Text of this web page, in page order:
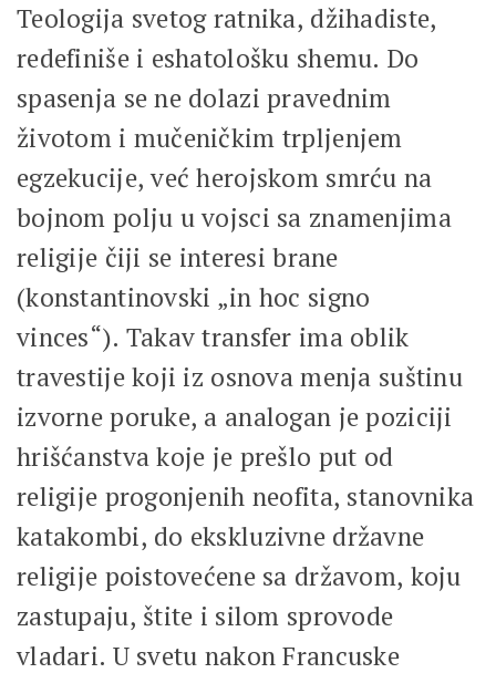
Teologija svetog ratnika, džihadiste,
redefiniše i eshatološku shemu. Do
spasenja se ne dolazi pravednim
životom i mučeničkim trpljenjem
egzekucije, već herojskom smrću na
bojnom polju u vojsci sa znamenjima
religije čiji se interesi brane
(konstantinovski „in hoc signo
vinces“). Takav transfer ima oblik
travestije koji iz osnova menja suštinu
izvorne poruke, a analogan je poziciji
hrišćanstva koje je prešlo put od
religije progonjenih neofita, stanovnika
katakombi, do ekskluzivne državne
religije poistovećene sa državom, koju
zastupaju, štite i silom sprovode
vladari. U svetu nakon Francuske